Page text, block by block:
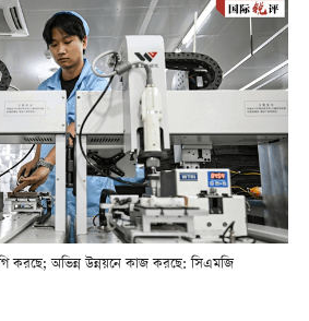
করছে; অভিন্ন উন্নয়নে কাজ করছে: সিএমজি